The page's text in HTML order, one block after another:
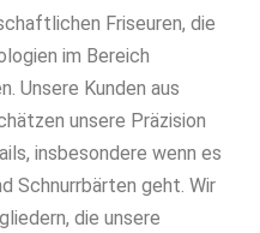
Friseuren, die
im Bereich
Unsere Kunden aus
unsere Präzision
insbesondere wenn es
Schnurrbärten geht. Wir
die unsere